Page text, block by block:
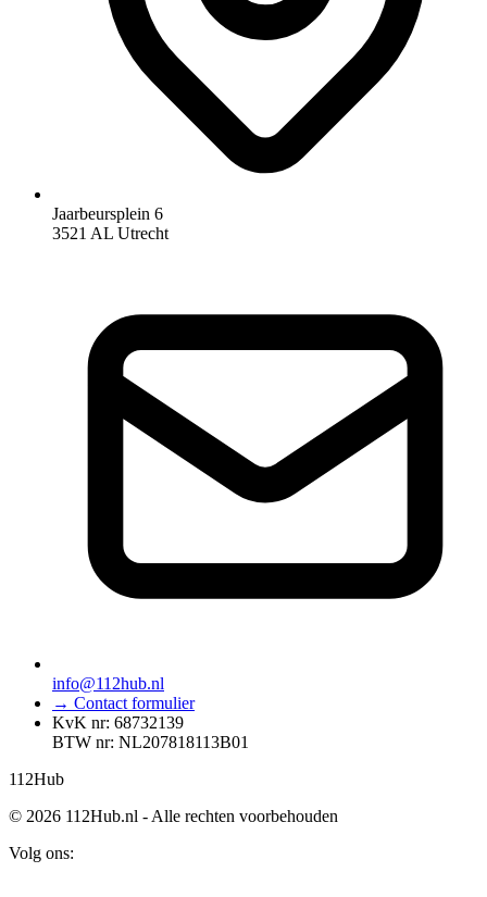
Jaarbeursplein 6
3521 AL Utrecht
info@112hub.nl
→ Contact formulier
KvK nr: 68732139
BTW nr: NL207818113B01
112Hub
© 2026 112Hub.nl - Alle rechten voorbehouden
Volg ons: